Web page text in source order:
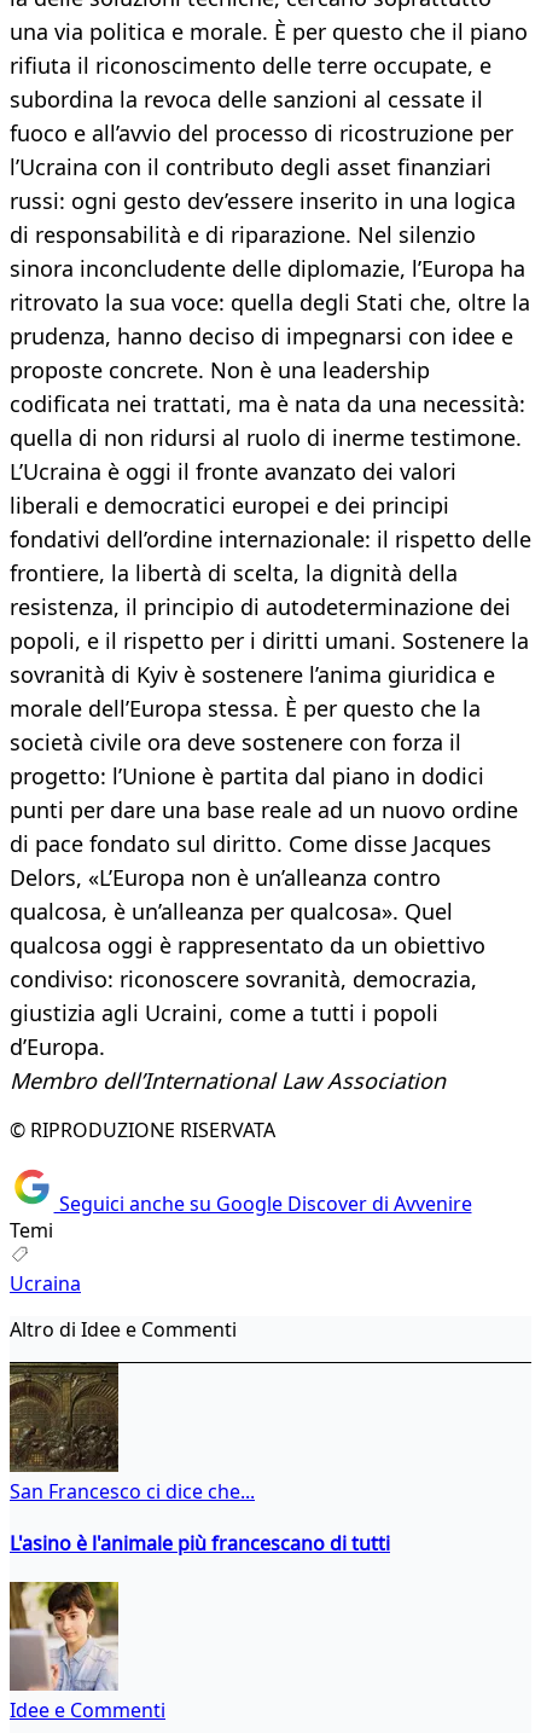
una via politica e morale. È per questo che il piano
rifiuta il riconoscimento delle terre occupate, e
subordina la revoca delle sanzioni al cessate il
fuoco e all’avvio del processo di ricostruzione per
l’Ucraina con il contributo degli asset finanziari
russi: ogni gesto dev’essere inserito in una logica
di responsabilità e di riparazione. Nel silenzio
sinora inconcludente delle diplomazie, l’Europa ha
ritrovato la sua voce: quella degli Stati che, oltre la
prudenza, hanno deciso di impegnarsi con idee e
proposte concrete. Non è una leadership
codificata nei trattati, ma è nata da una necessità:
quella di non ridursi al ruolo di inerme testimone.
L’Ucraina è oggi il fronte avanzato dei valori
liberali e democratici europei e dei principi
fondativi dell’ordine internazionale: il rispetto delle
frontiere, la libertà di scelta, la dignità della
resistenza, il principio di autodeterminazione dei
popoli, e il rispetto per i diritti umani. Sostenere la
sovranità di Kyiv è sostenere l’anima giuridica e
morale dell’Europa stessa. È per questo che la
società civile ora deve sostenere con forza il
progetto: l’Unione è partita dal piano in dodici
punti per dare una base reale ad un nuovo ordine
di pace fondato sul diritto. Come disse Jacques
Delors, «L’Europa non è un’alleanza contro
qualcosa, è un’alleanza per qualcosa». Quel
qualcosa oggi è rappresentato da un obiettivo
condiviso: riconoscere sovranità, democrazia,
giustizia agli Ucraini, come a tutti i popoli
d’Europa.
Membro dell’International Law Association
© RIPRODUZIONE RISERVATA
Seguici anche su Google Discover di Avvenire
Temi
Ucraina
Altro di Idee e Commenti
San Francesco ci dice che...
L'asino è l'animale più francescano di tutti
Idee e Commenti